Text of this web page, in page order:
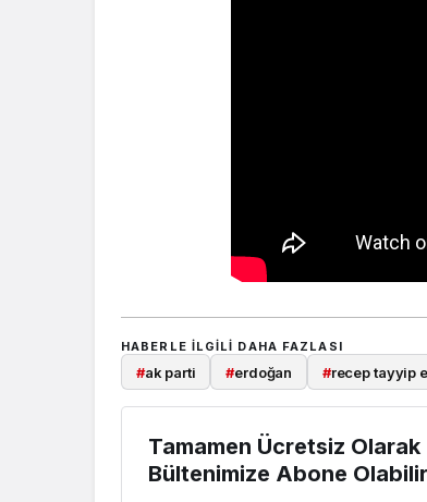
HABERLE ILGILI DAHA FAZLASI
#ak parti #erdoğan #recep tayyip
Tamamen Ücretsiz Olarak
Bültenimize Abone